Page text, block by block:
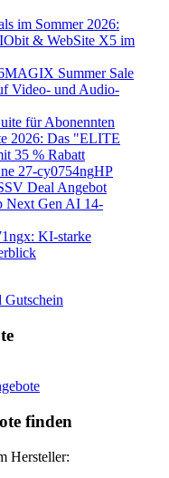
im Sommer 2026:
& WebSite X5 im
MAGIX Summer Sale
Video- und Audio-
2026: Das "ELITE
35 % Rabatt
HP
Deal Angebot
KI-starke
finden
Hersteller: